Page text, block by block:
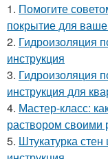
1. Помогите
покрытие для
2. Гидроизоляция
инструкция
3. Гидроизоляция
инструкция для
4. Мастер-класс:
раствором своими
5. Штукатурка